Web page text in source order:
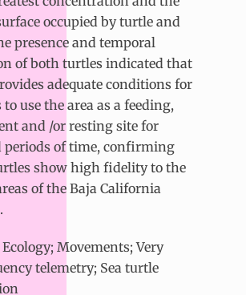
occupied by turtle and
presence and temporal
of both turtles indicated that
adequate conditions for
use the area as a feeding,
and /or resting site for
periods of time, confirming
show high fidelity to the
of the Baja California
Ecology; Movements; Very
telemetry; Sea turtle